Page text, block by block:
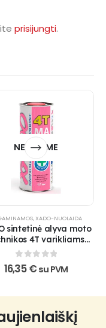
prisijungti.
NETURIME
,XADO-NUOLAIDA
sintetinė alyva moto
4T varikliams
Oil 10W-60 4T MA
0 out of 5
16,35€ su PVM